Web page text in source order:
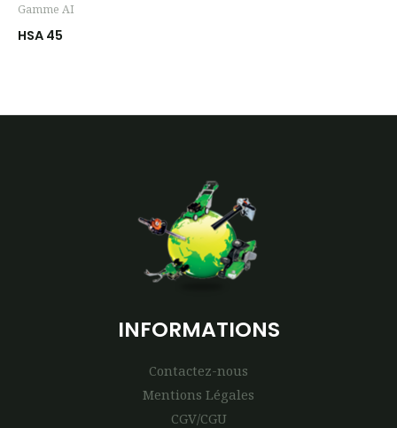
Gamme AI
HSA 45
INFORMATIONS
Contactez-nous
Mentions Légales
CGV/CGU